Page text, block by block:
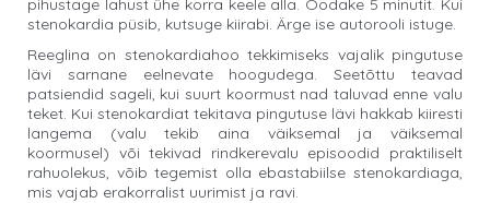
pihustage lahust ühe korra keele alla. Oodake 5 minutit. Kui
stenokardia püsib, kutsuge kiirabi. Ärge ise autorooli istuge.
Reeglina on stenokardiahoo tekkimiseks vajalik pingutuse
lävi sarnane eelnevate hoogudega. Seetõttu teavad
patsiendid sageli, kui suurt koormust nad taluvad enne valu
teket. Kui stenokardiat tekitava pingutuse lävi hakkab kiiresti
langema (valu tekib aina väiksemal ja väiksemal
koormusel) või tekivad rindkerevalu episoodid praktiliselt
rahuolekus, võib tegemist olla ebastabiilse stenokardiaga,
mis vajab erakorralist uurimist ja ravi.